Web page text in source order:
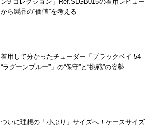
から製品の“価値”を考える
着用して分かったチューダー「ブラックベイ 54
“ラグーンブルー”」の“保守”と“挑戦”の姿勢
ついに理想の「小ぶり」サイズへ！ケースサイズ